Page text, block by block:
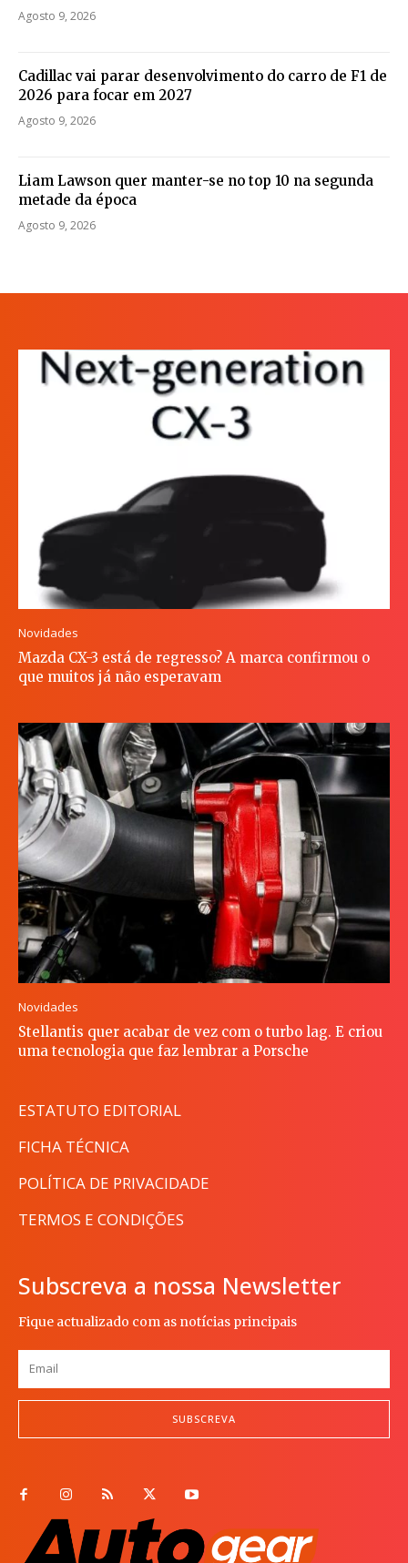
Agosto 9, 2026
Cadillac vai parar desenvolvimento do carro de F1 de
2026 para focar em 2027
Agosto 9, 2026
Liam Lawson quer manter-se no top 10 na segunda
metade da época
Agosto 9, 2026
Novidades
Mazda CX-3 está de regresso? A marca confirmou o
que muitos já não esperavam
Novidades
Stellantis quer acabar de vez com o turbo lag. E criou
uma tecnologia que faz lembrar a Porsche
ESTATUTO EDITORIAL
FICHA TÉCNICA
POLÍTICA DE PRIVACIDADE
TERMOS E CONDIÇÕES
Subscreva a nossa Newsletter
Fique actualizado com as notícias principais
SUBSCREVA